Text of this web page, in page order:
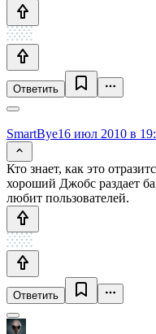
Ответить
SmartBye16 июл 2010 в
Кто знает, как это
хороший Джобс раздает
любит пользователей.
Ответить